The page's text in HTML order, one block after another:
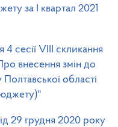
за І квартал 2021
сесії VIІІ скликання
внесення змін до
області
29 грудня 2020 року